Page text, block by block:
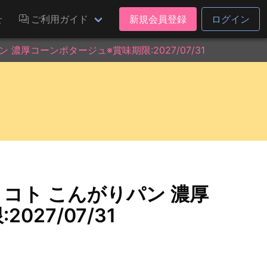
ご利用ガイド 新規会員登録 ログイン
濃厚コーンポタージュ※賞味期限:2027/07/31
ト こんがりパン 濃厚
:2027/07/31